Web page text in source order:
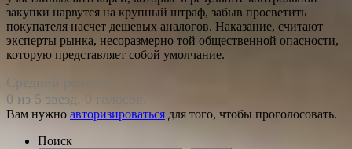
закупки нарвутся на крупный штраф, забыв просветить
покупателя насчет дешевых аналогов. Наказание, считают
эксперты рынка, несоразмерно той общественной опасности,
которую представляет собой умолчание.
Средний рейтинг
0 из 5 звезд. 0 голосов.
Вам нужно авторизироваться для того, чтобы проголосовать.
Поиск